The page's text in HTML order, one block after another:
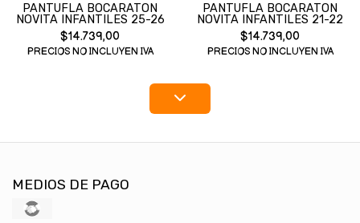
PANTUFLA BOCARATON
NOVITA INFANTILES 25-26
$14.739,00
PRECIOS NO INCLUYEN IVA
PANTUFLA BOCARATON
NOVITA INFANTILES 21-22
$14.739,00
PRECIOS NO INCLUYEN IVA
MEDIOS DE PAGO